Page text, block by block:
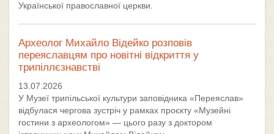
Української православної церкви.
Археолог Михайло Відейко розповів
переяславцям про новітні відкриття у
трипіллєзнавстві
13.07.2026
У Музеї трипільської культури заповідника «Переяслав»
відбулася чергова зустріч у рамках проєкту «Музейні
гостини з археологом» — цього разу з доктором